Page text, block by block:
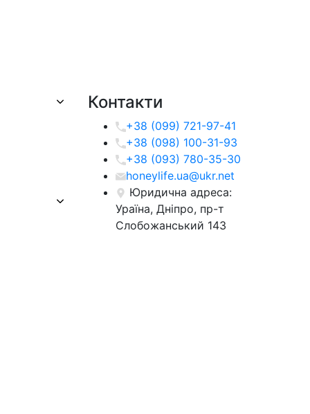
Контакти
+38 (099) 721-97-41
+38 (098) 100-31-93
+38 (093) 780-35-30
honeylife.ua@ukr.net
Юридична адреса:
Ураїна, Дніпро, пр-т
Слобожанський 143